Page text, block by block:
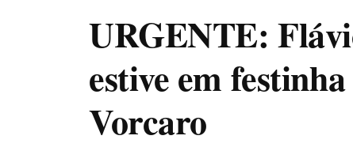
URGENTE:
estive em
Vorcaro